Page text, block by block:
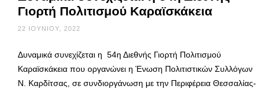
Γιορτή Πολιτισμού Καραϊσκάκεια
22 ΙΟΥΝΊΟΥ, 2022
Δυναμικά συνεχίζεται η 54η Διεθνής Γιορτή Πολιτισμού
Καραϊσκάκεια που οργανώνει η Ένωση Πολιτιστικών Συλλόγων
Ν. Καρδίτσας, σε συνδιοργάνωση με την Περιφέρεια Θεσσαλίας-